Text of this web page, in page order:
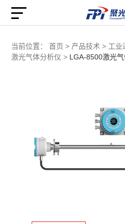
当前位置： 首页 > 产品技术 > 工业
激光气体分析仪 > LGA-8500激光